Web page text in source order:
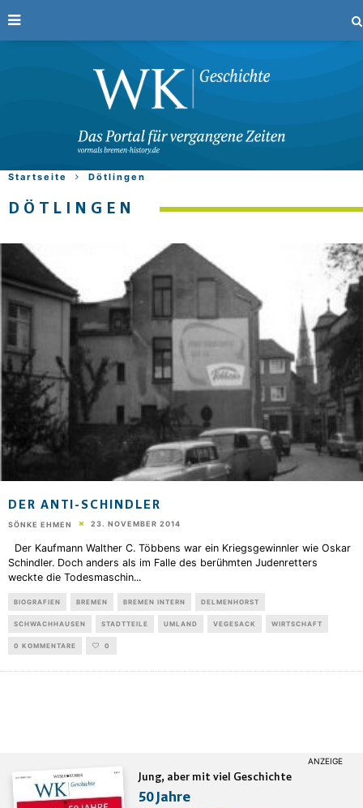
Startseite Dötlingen
DÖTLINGEN
DER ANTI-SCHINDLER
SÖNKE EHMEN 23. NOVEMBER 2014
Der Kaufmann Walther C. Többens war ein Kriegsgewinnler wie Oskar
Schindler. Doch anders als im Falle des berühmten Judenretters
weckte die Todesmaschin...
BIOGRAFIEN BREMEN BREMEN INTERN DELMENHORST
SCHWACHHAUSEN STADTTEILE UMLAND VEGESACK WIRTSCHAFT
0 KOMMENTARE 0
Jung, aber mit viel Geschichte
50 Jahre